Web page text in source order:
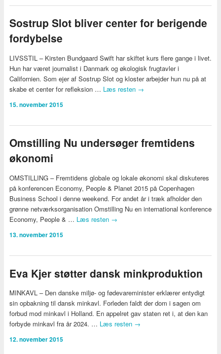
Sostrup Slot bliver center for berigende
fordybelse
LIVSSTIL – Kirsten Bundgaard Swift har skiftet kurs flere gange i livet.
Hun har været journalist i Danmark og økologisk frugtavler i
Californien. Som ejer af Sostrup Slot og kloster arbejder hun nu på at
skabe et center for refleksion … Læs resten →
15. november 2015
Omstilling Nu undersøger fremtidens
økonomi
OMSTILLING – Fremtidens globale og lokale økonomi skal diskuteres
på konferencen Economy, People & Planet 2015 på Copenhagen
Business School i denne weekend. For andet år i træk afholder den
grønne netværksorganisation Omstilling Nu en international konference
Economy, People & … Læs resten →
13. november 2015
Eva Kjer støtter dansk minkproduktion
MINKAVL – Den danske miljø- og fødevareminister erklærer entydigt
sin opbakning til dansk minkavl. Forleden faldt der dom i sagen om
forbud mod minkavl i Holland. En appelret gav staten ret i, at den kan
forbyde minkavl fra år 2024. … Læs resten →
12. november 2015